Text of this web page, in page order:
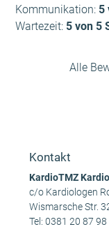
Kommunikation: 5
Wartezeit: 5 von 5
Alle
Kontakt
KardioTMZ
c/o Kardiologen
Wismarsche Str.
Tel:0381 20 87 98